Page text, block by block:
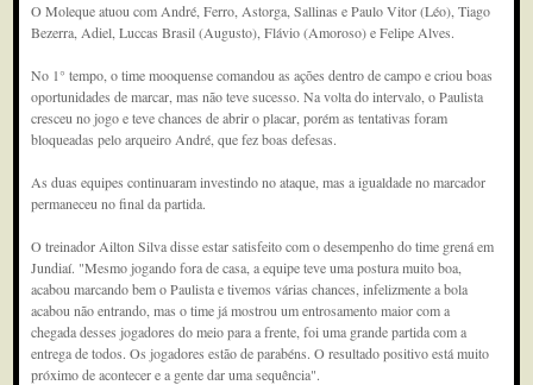
O Moleque atuou com André, Ferro, Astorga, Sallinas e Paulo Vitor (Léo), Tiago
Bezerra, Adiel, Luccas Brasil (Augusto), Flávio (Amoroso) e Felipe Alves.
No 1° tempo, o time mooquense comandou as ações dentro de campo e criou boas
oportunidades de marcar, mas não teve sucesso. Na volta do intervalo, o Paulista
cresceu no jogo e teve chances de abrir o placar, porém as tentativas foram
bloqueadas pelo arqueiro André, que fez boas defesas.
As duas equipes continuaram investindo no ataque, mas a igualdade no marcador
permaneceu no final da partida.
O treinador Ailton Silva disse estar satisfeito com o desempenho do time grená em
Jundiaí. "Mesmo jogando fora de casa, a equipe teve uma postura muito boa,
acabou marcando bem o Paulista e tivemos várias chances, infelizmente a bola
acabou não entrando, mas o time já mostrou um entrosamento maior com a
chegada desses jogadores do meio para a frente, foi uma grande partida com a
entrega de todos. Os jogadores estão de parabéns. O resultado positivo está muito
próximo de acontecer e a gente dar uma sequência".